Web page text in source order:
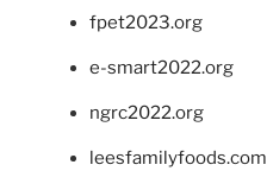
fpet2023.org
e-smart2022.org
ngrc2022.org
leesfamilyfoods.com